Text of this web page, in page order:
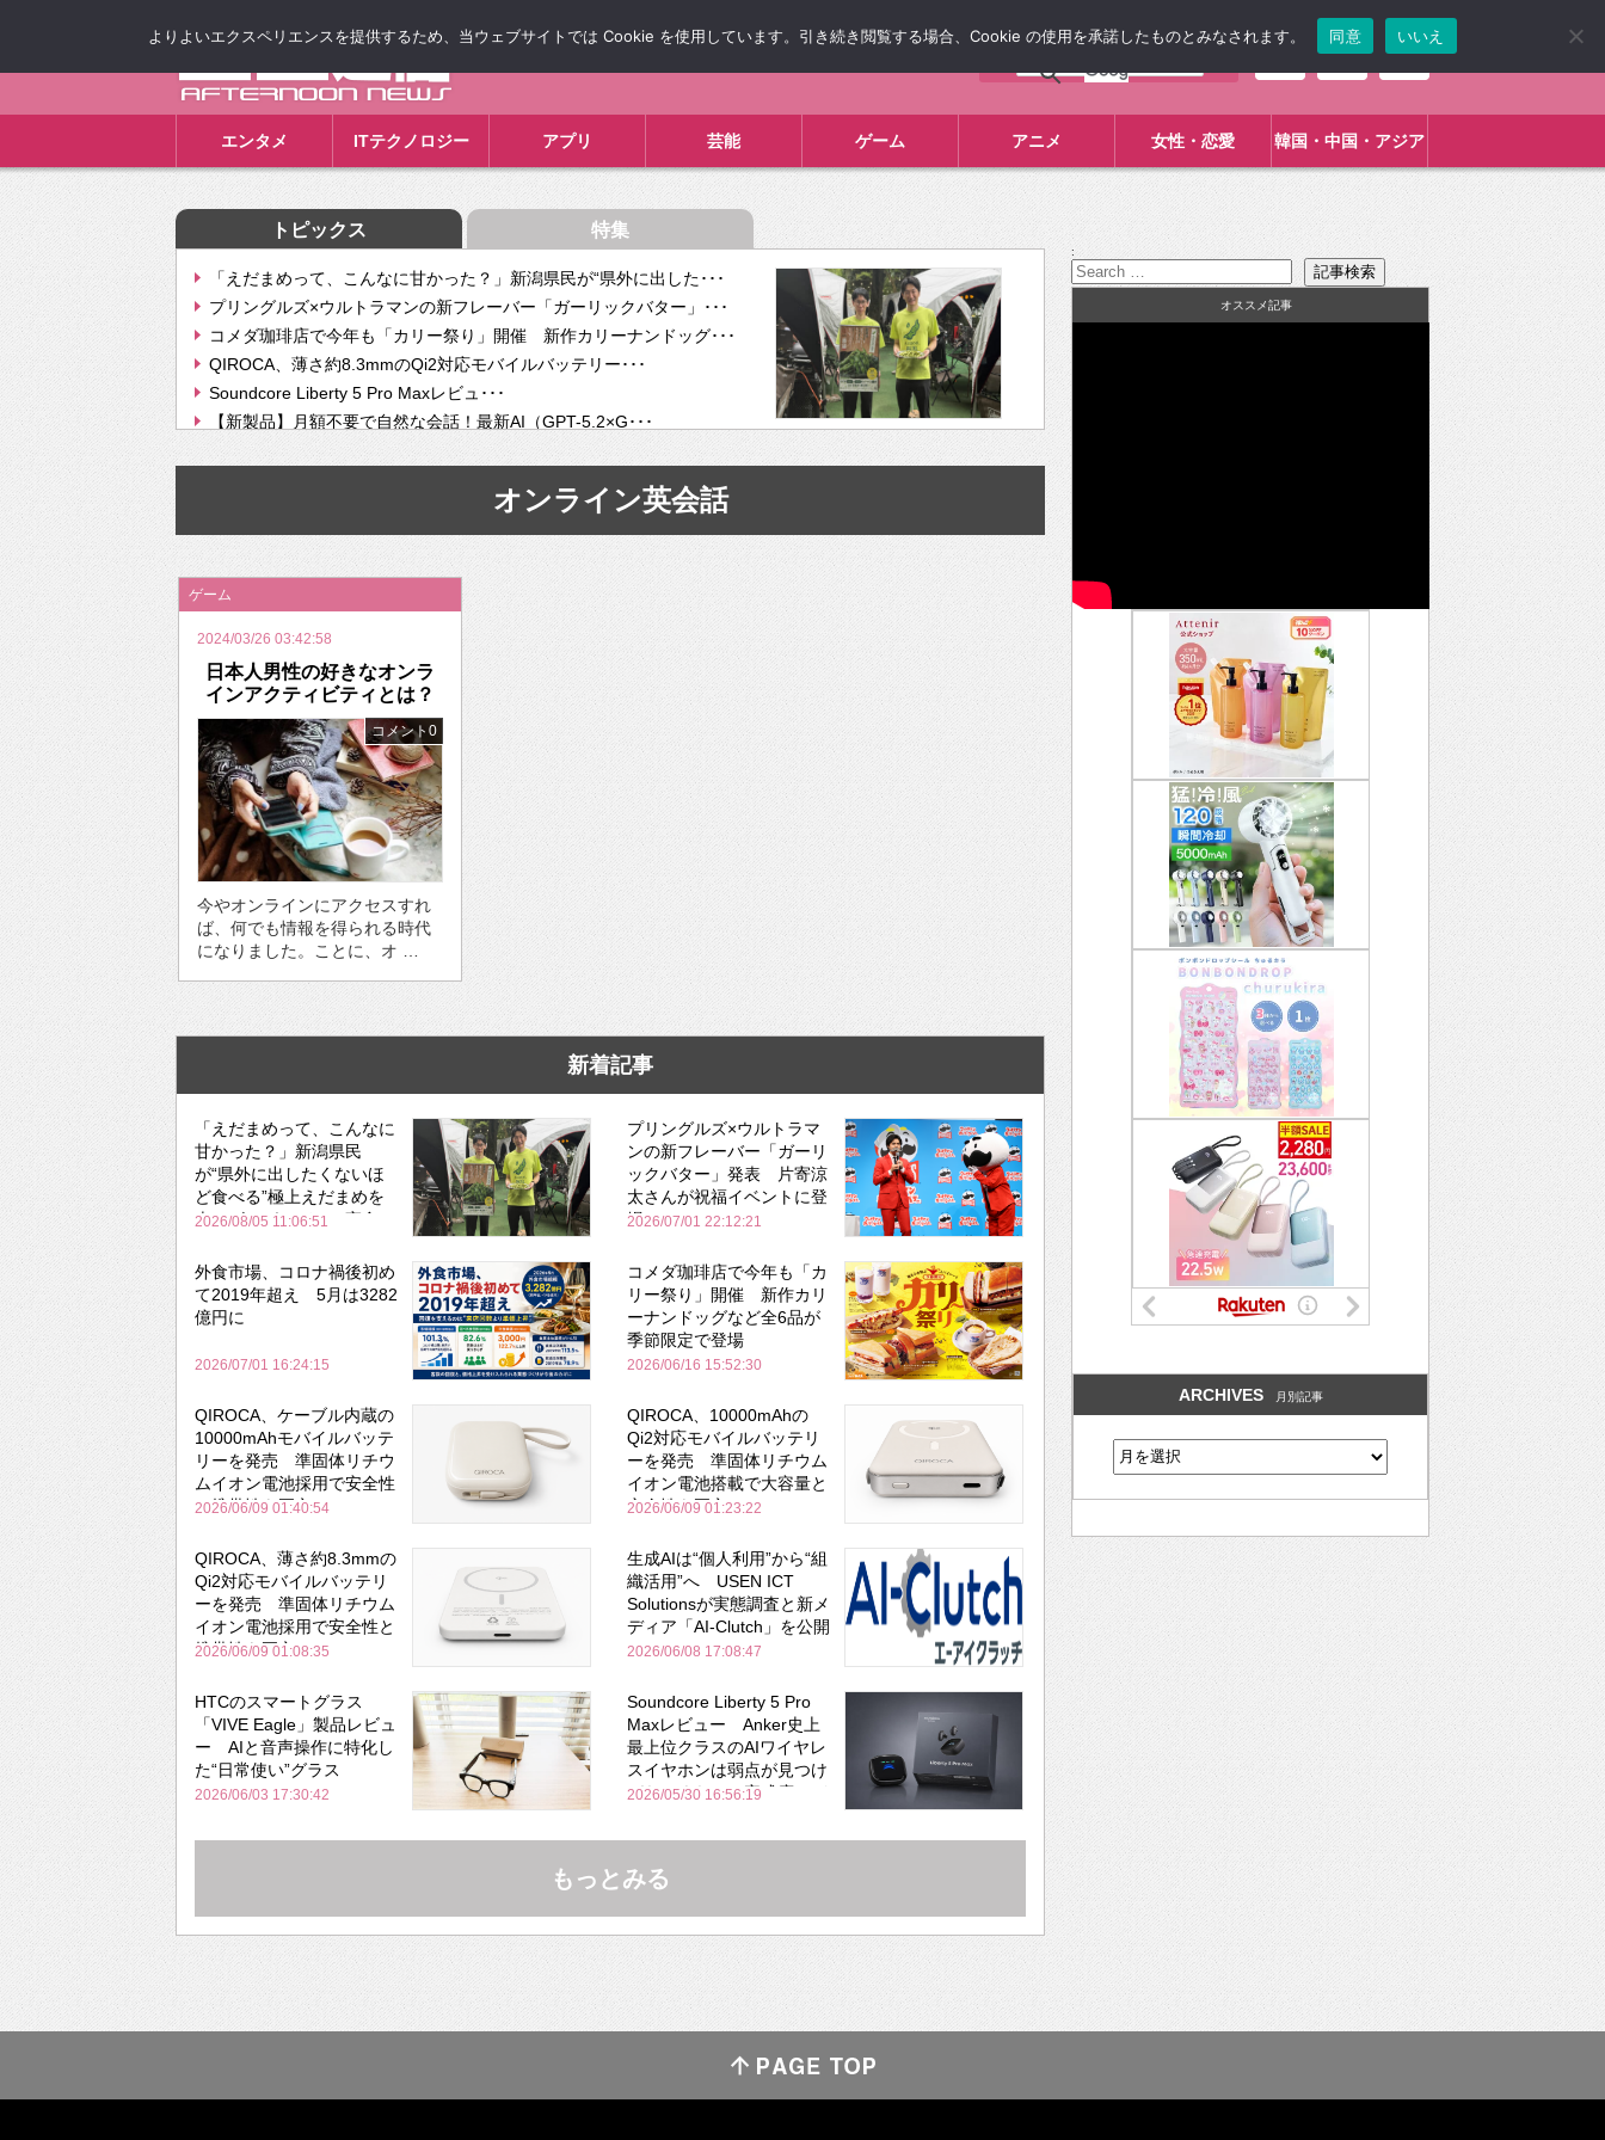
エンタメ ITテクノロジー アプリ 芸能 ゲーム アニメ 女性・恋愛 韓国・中国・アジア
トピックス 特集
「えだまめって、こんなに甘かった？」新潟県民が“県外に出した･･･
プリングルズ×ウルトラマンの新フレーバー「ガーリックバター」･･･
コメダ珈琲店で今年も「カリー祭り」開催 新作カリーナンドッグ･･･
QIROCA、薄さ約8.3mmのQi2対応モバイルバッテリー･･･
Soundcore Liberty 5 Pro Maxレビュ･･･
【新製品】月額不要で自然な会話！最新AI（GPT-5.2×G･･･
【次世代の没入感と生産性】VITURE Luma Ultra･･･
挫折率8割の壁をAIで突破。ジャストシステム、”自分が今話し･･･
2026年のバレンタインは「自分で作って、想いを渡す」 TE･･･
オンライン英会話
ゲーム
2024/03/26 03:42:58
日本人男性の好きなオンラ
インアクティビティとは？
コメント0
今やオンラインにアクセスすれ
ば、何でも情報を得られる時代
になりました。ことに、オ …
新着記事
「えだまめって、こんなに
甘かった？」新潟県民
が“県外に出したくないほ
ど食べる”極上えだまめを
森のビアガーデンで実食
2026/08/05 11:06:51
プリングルズ×ウルトラマ
ンの新フレーバー「ガーリ
ックバター」発表 片寄涼
太さんが祝福イベントに登
場
2026/07/01 22:12:21
外食市場、コロナ禍後初め
て2019年超え 5月は3282
億円に
2026/07/01 16:24:15
コメダ珈琲店で今年も「カ
リー祭り」開催 新作カリ
ーナンドッグなど全6品が
季節限定で登場
2026/06/16 15:52:30
QIROCA、ケーブル内蔵の
10000mAhモバイルバッテ
リーを発売 準固体リチウ
ムイオン電池採用で安全性
と携帯性を両立
2026/06/09 01:40:54
QIROCA、10000mAhの
Qi2対応モバイルバッテリ
ーを発売 準固体リチウム
イオン電池搭載で大容量と
安全性を両立
2026/06/09 01:23:22
QIROCA、薄さ約8.3mmの
Qi2対応モバイルバッテリ
ーを発売 準固体リチウム
イオン電池採用で安全性と
携帯性を両立
2026/06/09 01:08:35
生成AIは“個人利用”から“組
織活用”へ USEN ICT
Solutionsが実態調査と新メ
ディア「AI-Clutch」を公開
2026/06/08 17:08:47
HTCのスマートグラス
「VIVE Eagle」製品レビュ
ー AIと音声操作に特化し
た“日常使い”グラス
2026/06/03 17:30:42
Soundcore Liberty 5 Pro
Maxレビュー Anker史上
最上位クラスのAIワイヤレ
スイヤホンは弱点が見つけ
づらいくらいの完成度にび
Bose並み
2026/05/30 16:56:19
もっとみる
:
オススメ記事
ARCHIVES 月別記事
よりよいエクスペリエンスを提供するため、当ウェブサイトでは Cookie を使用しています。引き続き閲覧する場合、Cookie の使用を承諾したものとみなされます。 同意 いいえ